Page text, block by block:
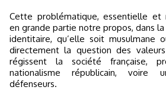
Cette problématique, essentielle et
en grande partie notre propos, dans
identitaire, qu’elle soit musulmane
directement la question des
régissent la société française,
nationalisme républicain, voire
défenseurs.